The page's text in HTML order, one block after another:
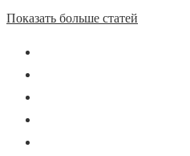
Показать больше статей